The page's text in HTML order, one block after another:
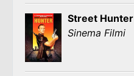
Street Hunter
Sinema Filmi